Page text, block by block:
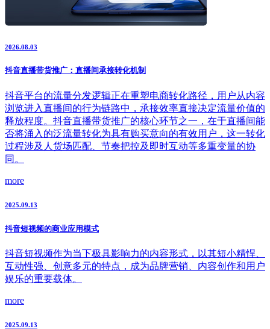
2026.08.03
抖音直播带货推广：直播间承接转化机制
抖音平台的流量分发逻辑正在重塑电商转化路径，用户从内容
浏览进入直播间的行为链路中，承接效率直接决定流量价值的
释放程度。抖音直播带货推广的核心环节之一，在于直播间能
否将涌入的泛流量转化为具有购买意向的有效用户，这一转化
过程涉及人货场匹配、节奏把控及即时互动等多重变量的协
同。
more
2025.09.13
抖音短视频的商业应用模式
抖音短视频作为当下极具影响力的内容形式，以其短小精悍、
互动性强、创意多元的特点，成为品牌营销、内容创作和用户
娱乐的重要载体。
more
2025.09.13